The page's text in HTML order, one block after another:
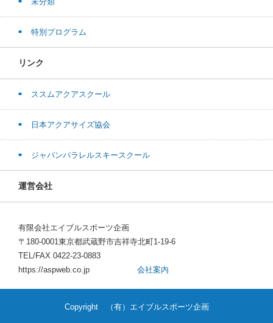
特別プログラム
リンク
ススムアクアスクール
日本アクアサイズ協会
ジャパンパラレルスキースクール
運営会社
有限会社エイブルスポーツ企画
〒180-0001東京都武蔵野市吉祥寺北町1-19-6
TEL/FAX 0422-23-0883
https://aspweb.co.jp 会社案内
Copyright （有）エイブルスポーツ企画